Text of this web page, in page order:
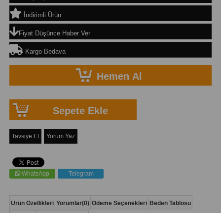
İndirimli Ürün
Fiyat Düşünce Haber Ver
Kargo Bedava
Tavsiye Et Yorum Yaz
WhatsApp Telegram
Ürün Özellikleri Yorumlar(0) Ödeme Seçenekleri Beden Tablosu